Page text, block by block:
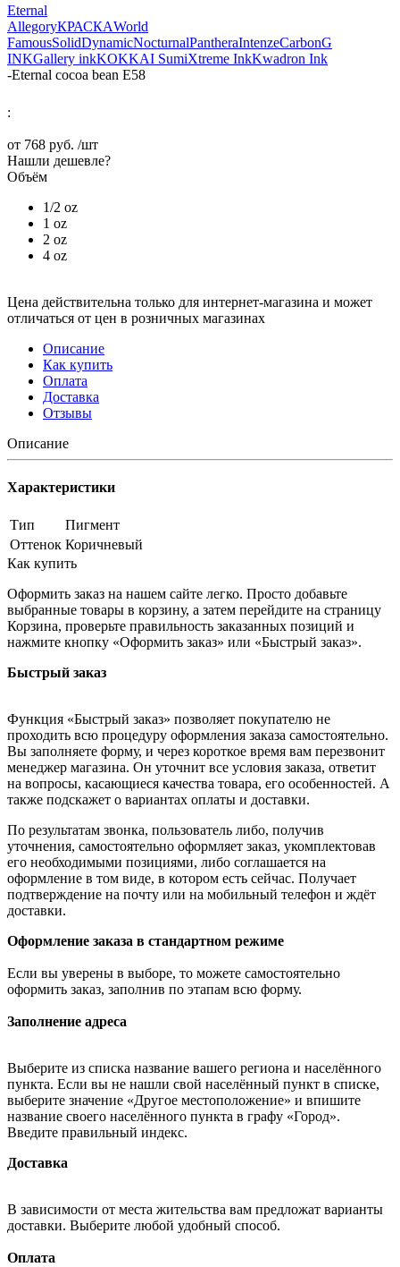
Eternal
AllegoryКРАСКАWorld
FamousSolidDynamicNocturnalPantheraIntenzeCarbonG
INKGallery inkKOKKAI SumiXtreme InkKwadron Ink
-Eternal cocoa bean E58
:
от 768 руб. /шт
Нашли дешевле?
Объём
1/2 oz
1 oz
2 oz
4 oz
Цена действительна только для интернет-магазина и может
отличаться от цен в розничных магазинах
Описание
Как купить
Оплата
Доставка
Отзывы
Описание
Характеристики
Тип
Пигмент
Оттенок Коричневый
Как купить
Оформить заказ на нашем сайте легко. Просто добавьте
выбранные товары в корзину, а затем перейдите на страницу
Корзина, проверьте правильность заказанных позиций и
нажмите кнопку «Оформить заказ» или «Быстрый заказ».
Быстрый заказ
Функция «Быстрый заказ» позволяет покупателю не
проходить всю процедуру оформления заказа самостоятельно.
Вы заполняете форму, и через короткое время вам перезвонит
менеджер магазина. Он уточнит все условия заказа, ответит
на вопросы, касающиеся качества товара, его особенностей. А
также подскажет о вариантах оплаты и доставки.
По результатам звонка, пользователь либо, получив
уточнения, самостоятельно оформляет заказ, укомплектовав
его необходимыми позициями, либо соглашается на
оформление в том виде, в котором есть сейчас. Получает
подтверждение на почту или на мобильный телефон и ждёт
доставки.
Оформление заказа в стандартном режиме
Если вы уверены в выборе, то можете самостоятельно
оформить заказ, заполнив по этапам всю форму.
Заполнение адреса
Выберите из списка название вашего региона и населённого
пункта. Если вы не нашли свой населённый пункт в списке,
выберите значение «Другое местоположение» и впишите
название своего населённого пункта в графу «Город».
Введите правильный индекс.
Доставка
В зависимости от места жительства вам предложат варианты
доставки. Выберите любой удобный способ.
Оплата